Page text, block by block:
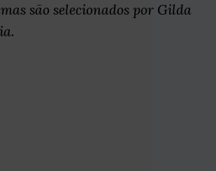
são selecionados por Gilda